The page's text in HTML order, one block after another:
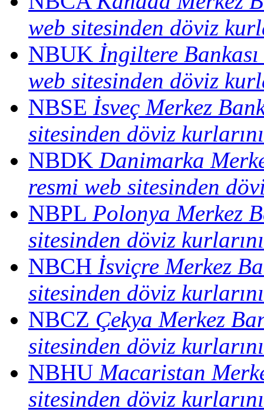
web sitesinden döviz
NBUK İngiltere
web sitesinden döviz
NBSE İsveç Merkez
sitesinden döviz
NBDK Danimarka
resmi web sitesinden
NBPL Polonya Merkez
sitesinden döviz
NBCH İsviçre Merkez
sitesinden döviz
NBCZ Çekya Merkez
sitesinden döviz
NBHU Macaristan
sitesinden döviz